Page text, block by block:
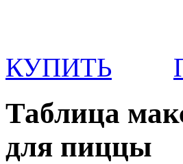
КУПИТЬ
Таблица
для пиццы